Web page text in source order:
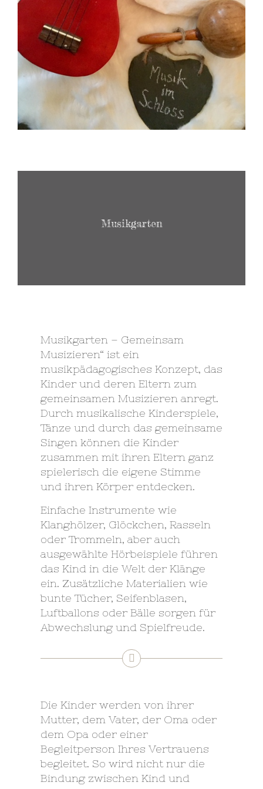
Musikgarten
Musikgarten – Gemeinsam
Musizieren“ ist ein
musikpädagogisches Konzept, das
Kinder und deren Eltern zum
gemeinsamen Musizieren anregt.
Durch musikalische Kinderspiele,
Tänze und durch das gemeinsame
Singen können die Kinder
zusammen mit ihren Eltern ganz
spielerisch die eigene Stimme
und ihren Körper entdecken.
Einfache Instrumente wie
Klanghölzer, Glöckchen, Rasseln
oder Trommeln, aber auch
ausgewählte Hörbeispiele führen
das Kind in die Welt der Klänge
ein. Zusätzliche Materialien wie
bunte Tücher, Seifenblasen,
Luftballons oder Bälle sorgen für
Abwechslung und Spielfreude.
Die Kinder werden von ihrer
Mutter, dem Vater, der Oma oder
dem Opa oder einer
Begleitperson Ihres Vertrauens
begleitet. So wird nicht nur die
Bindung zwischen Kind und